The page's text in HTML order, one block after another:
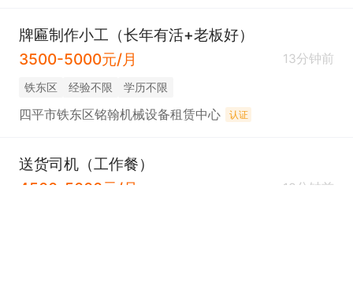
牌匾制作小工（长年有活+老板好）
3500-5000元/月
13分钟前
铁东区 经验不限 学历不限
四平市铁东区铭翰机械设备租赁中心 认证
送货司机（工作餐）
4500-5000元/月
13分钟前